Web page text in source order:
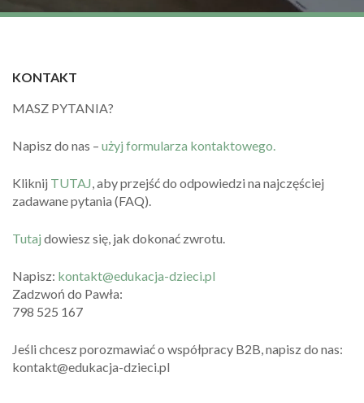
KONTAKT
MASZ PYTANIA?
Napisz do nas – użyj formularza kontaktowego.
Kliknij TUTAJ, aby przejść do odpowiedzi na najczęściej
zadawane pytania (FAQ).
Tutaj dowiesz się, jak dokonać zwrotu.
Napisz: kontakt@edukacja-dzieci.pl
Zadzwoń do Pawła:
798 525 167
Jeśli chcesz porozmawiać o współpracy B2B, napisz do nas:
kontakt@edukacja-dzieci.pl